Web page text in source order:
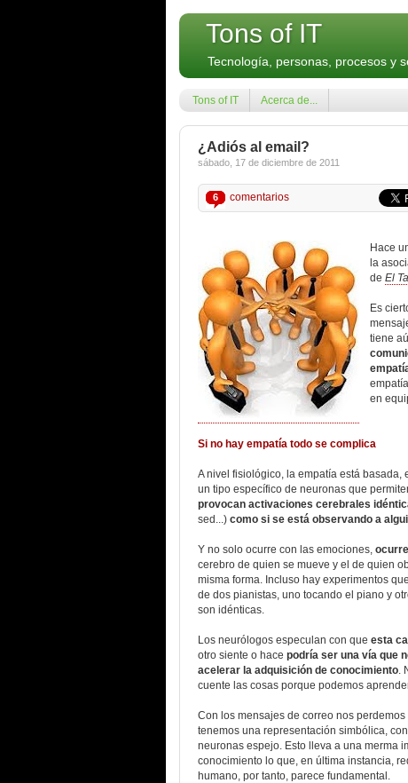
Tons of IT
Tecnología, personas, procesos y
Tons of IT Acerca de...
¿Adiós al email?
sábado, 17 de diciembre de 2011
6 comentarios
Hace
la
de El
Es
tiene
en
Si no hay empatía todo se complica
A nivel fisiológico, la empatía está basada,
un tipo específico de neuronas que
provocan activaciones cerebrales
sed...) como si se está observando a
Y no solo ocurre con las emociones,
cerebro de quien se mueve y el de quien
misma forma. Incluso hay experimentos
de dos pianistas, uno tocando el piano y
son idénticas.
Los neurólogos especulan con que esta
otro siente o hace podría ser una vía que
acelerar la adquisición de conocimiento
cuente las cosas porque podemos
Con los mensajes de correo nos
tenemos una representación simbólica,
neuronas espejo. Esto lleva a una merma
conocimiento lo que, en última instancia,
humano, por tanto, parece fundamental.